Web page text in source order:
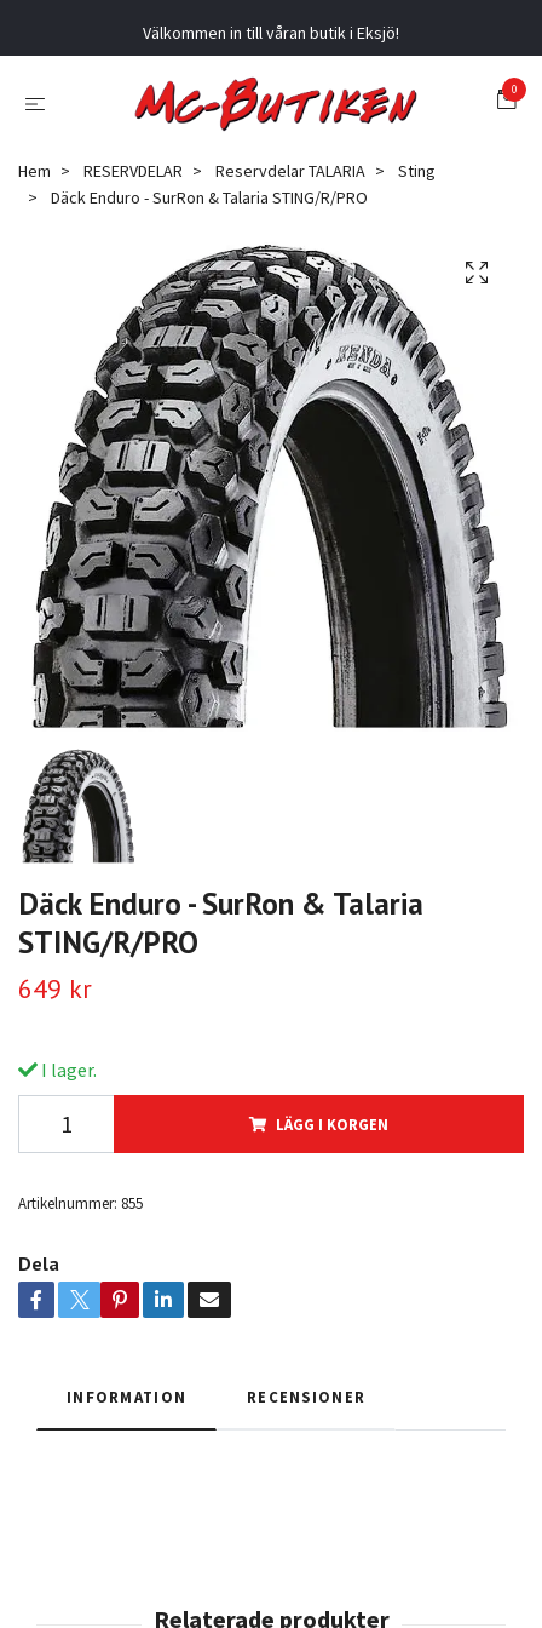
Välkommen in till våran butik i Eksjö!
0
Hem RESERVDELAR Reservdelar TALARIA
Sting
Däck Enduro - SurRon & Talaria STING/R/PRO
Däck Enduro - SurRon & Talaria
STING/R/PRO
649 kr
I lager.
LÄGG I KORGEN
Artikelnummer: 855
Dela
INFORMATION RECENSIONER